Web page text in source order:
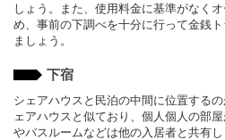
しょう。また、使用料金に基準がなく
め、事前の下調べを十分に行って金銭
ましょう。
下宿
シェアハウスと民泊の中間に位置する
ェアハウスと似ており、個人個人の部
やバスルームなどは他の入居者と共有